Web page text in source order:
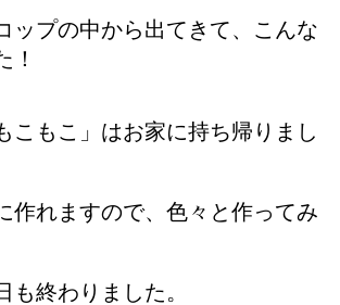
ップの中から出てきて、こんな
！
こもこ」はお家に持ち帰りまし
作れますので、色々と作ってみ
も終わりました。